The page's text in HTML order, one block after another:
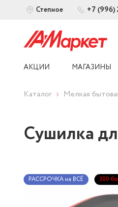
Степное +7
АКЦИИ МАГАЗИНЫ
Каталог Мелкая
Сушилка
РАССРОЧКА на ВСЁ 300